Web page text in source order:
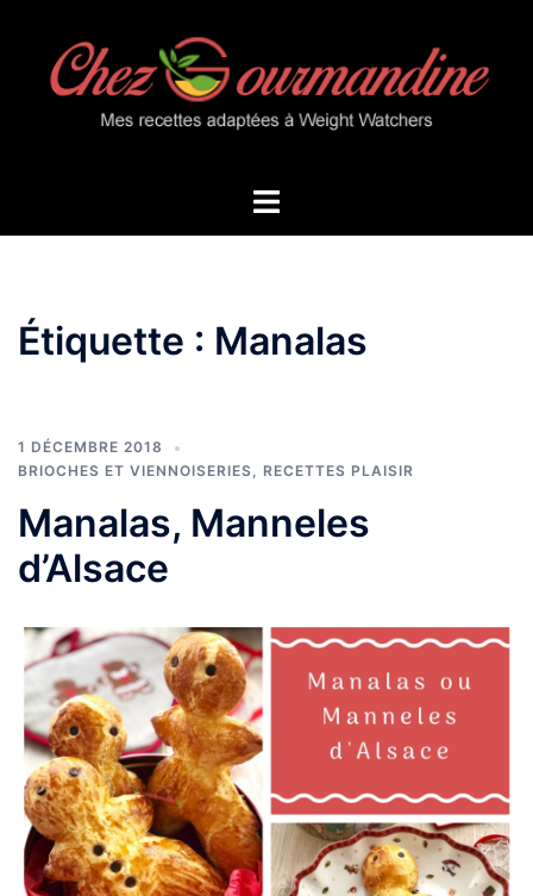
contenu
Ouvrir/fermer
Étiquette : Manalas
1 DÉCEMBRE 2018
BRIOCHES ET VIENNOISERIES, RECETTES PLAISIR
Manalas, Manneles
d’Alsace